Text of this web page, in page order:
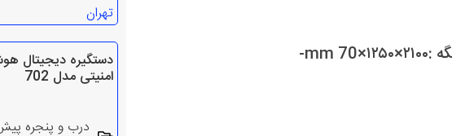
تهران
دستگیره دیجیتال
امنیتی مدل 702
درب و پنجره